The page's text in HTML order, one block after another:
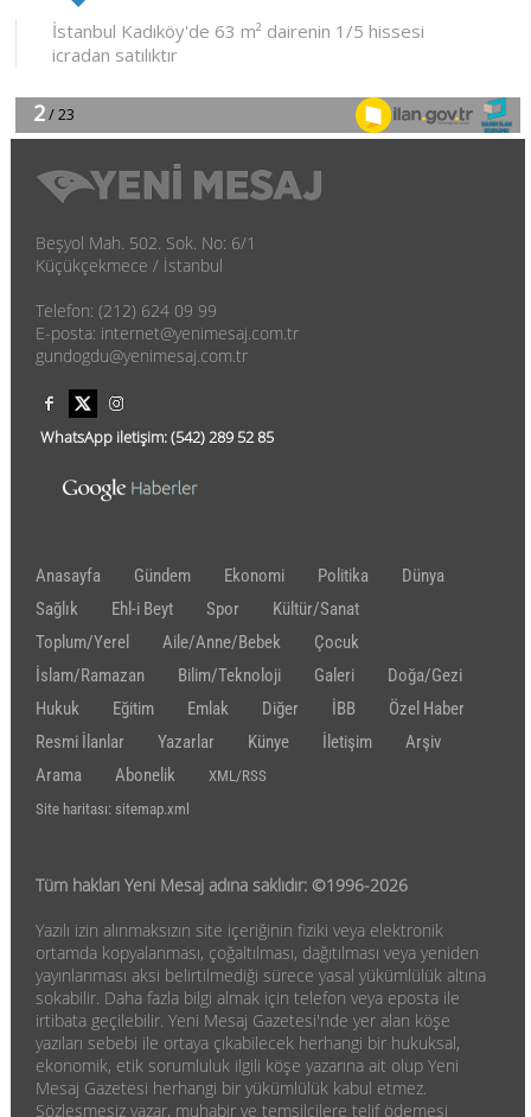
Beşyol Mah. 502. Sok. No: 6/1
Küçükçekmece / İstanbul
Telefon: (212) 624 09 99
E-posta: internet@yenimesaj.com.tr
gundogdu@yenimesaj.com.tr
WhatsApp iletişim:(542)289 52 85
Anasayfa Gündem Ekonomi Politika
Dünya
Sağlık
Ehl-i Beyt Spor
Kültür/Sanat
Toplum/Yerel
Aile/Anne/Bebek
Çocuk
İslam/Ramazan
Bilim/Teknoloji Galeri
Doğa/Gezi
Hukuk
Eğitim Emlak Diğer İBB
Özel Haber
Resmi İlanlar
Yazarlar Künye İletişim
Arşiv
Arama
Abonelik
XML/RSS
Site haritası: sitemap.xml
Tüm hakları Yeni Mesaj adına saklıdır: ©1996-2026
Yazılı izin alınmaksızın site içeriğinin fiziki veya elektronik
ortamda kopyalanması, çoğaltılması, dağıtılması veya yeniden
yayınlanması aksi belirtilmediği sürece yasal yükümlülük altına
sokabilir. Daha fazla bilgi almak için telefon veya eposta ile
irtibata geçilebilir. Yeni Mesaj Gazetesi'nde yer alan köşe
yazıları sebebi ile ortaya çıkabilecek herhangi bir hukuksal,
ekonomik, etik sorumluluk ilgili köşe yazarına ait olup Yeni
Mesaj Gazetesi herhangi bir yükümlülük kabul etmez.
Sözleşmesiz yazar, muhabir ve temsilcilere telif ödemesi